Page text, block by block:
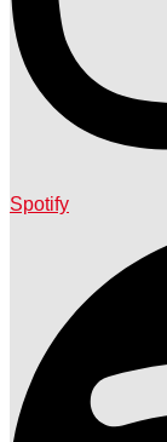
Spotify